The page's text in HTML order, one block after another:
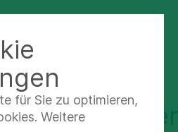
für Sie zu optimieren,
Weitere